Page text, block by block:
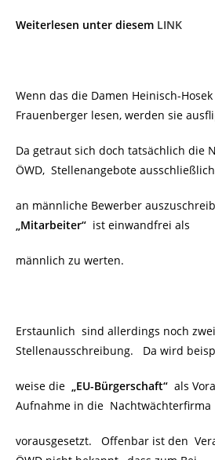
Weiterlesen unter diesem LINK
Wenn das die Damen Heinisch-
Frauenberger lesen, werden sie
Da getraut sich doch tatsächlich die
ÖWD, Stellenangebote ausschließlich
an männliche Bewerber
„Mitarbeiter“ ist einwandfrei als
männlich zu werten.
Erstaunlich sind allerdings noch
Stellenausschreibung. Da wird
weise die „EU-Bürgerschaft“ als
Aufnahme in die Nachtwächterfirma
vorausgesetzt. Offenbar ist den